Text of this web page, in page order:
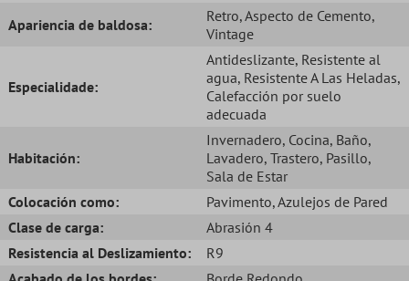
Apariencia de baldosa:
Retro, Aspecto de Cemento,
Vintage
Especialidade:
Antideslizante, Resistente al
agua, Resistente A Las Heladas,
Calefacción por suelo
adecuada
Habitación:
Invernadero, Cocina, Baño,
Lavadero, Trastero, Pasillo,
Sala de Estar
Colocación como:
Pavimento, Azulejos de Pared
Clase de carga:
Abrasión 4
Resistencia al Deslizamiento:
R9